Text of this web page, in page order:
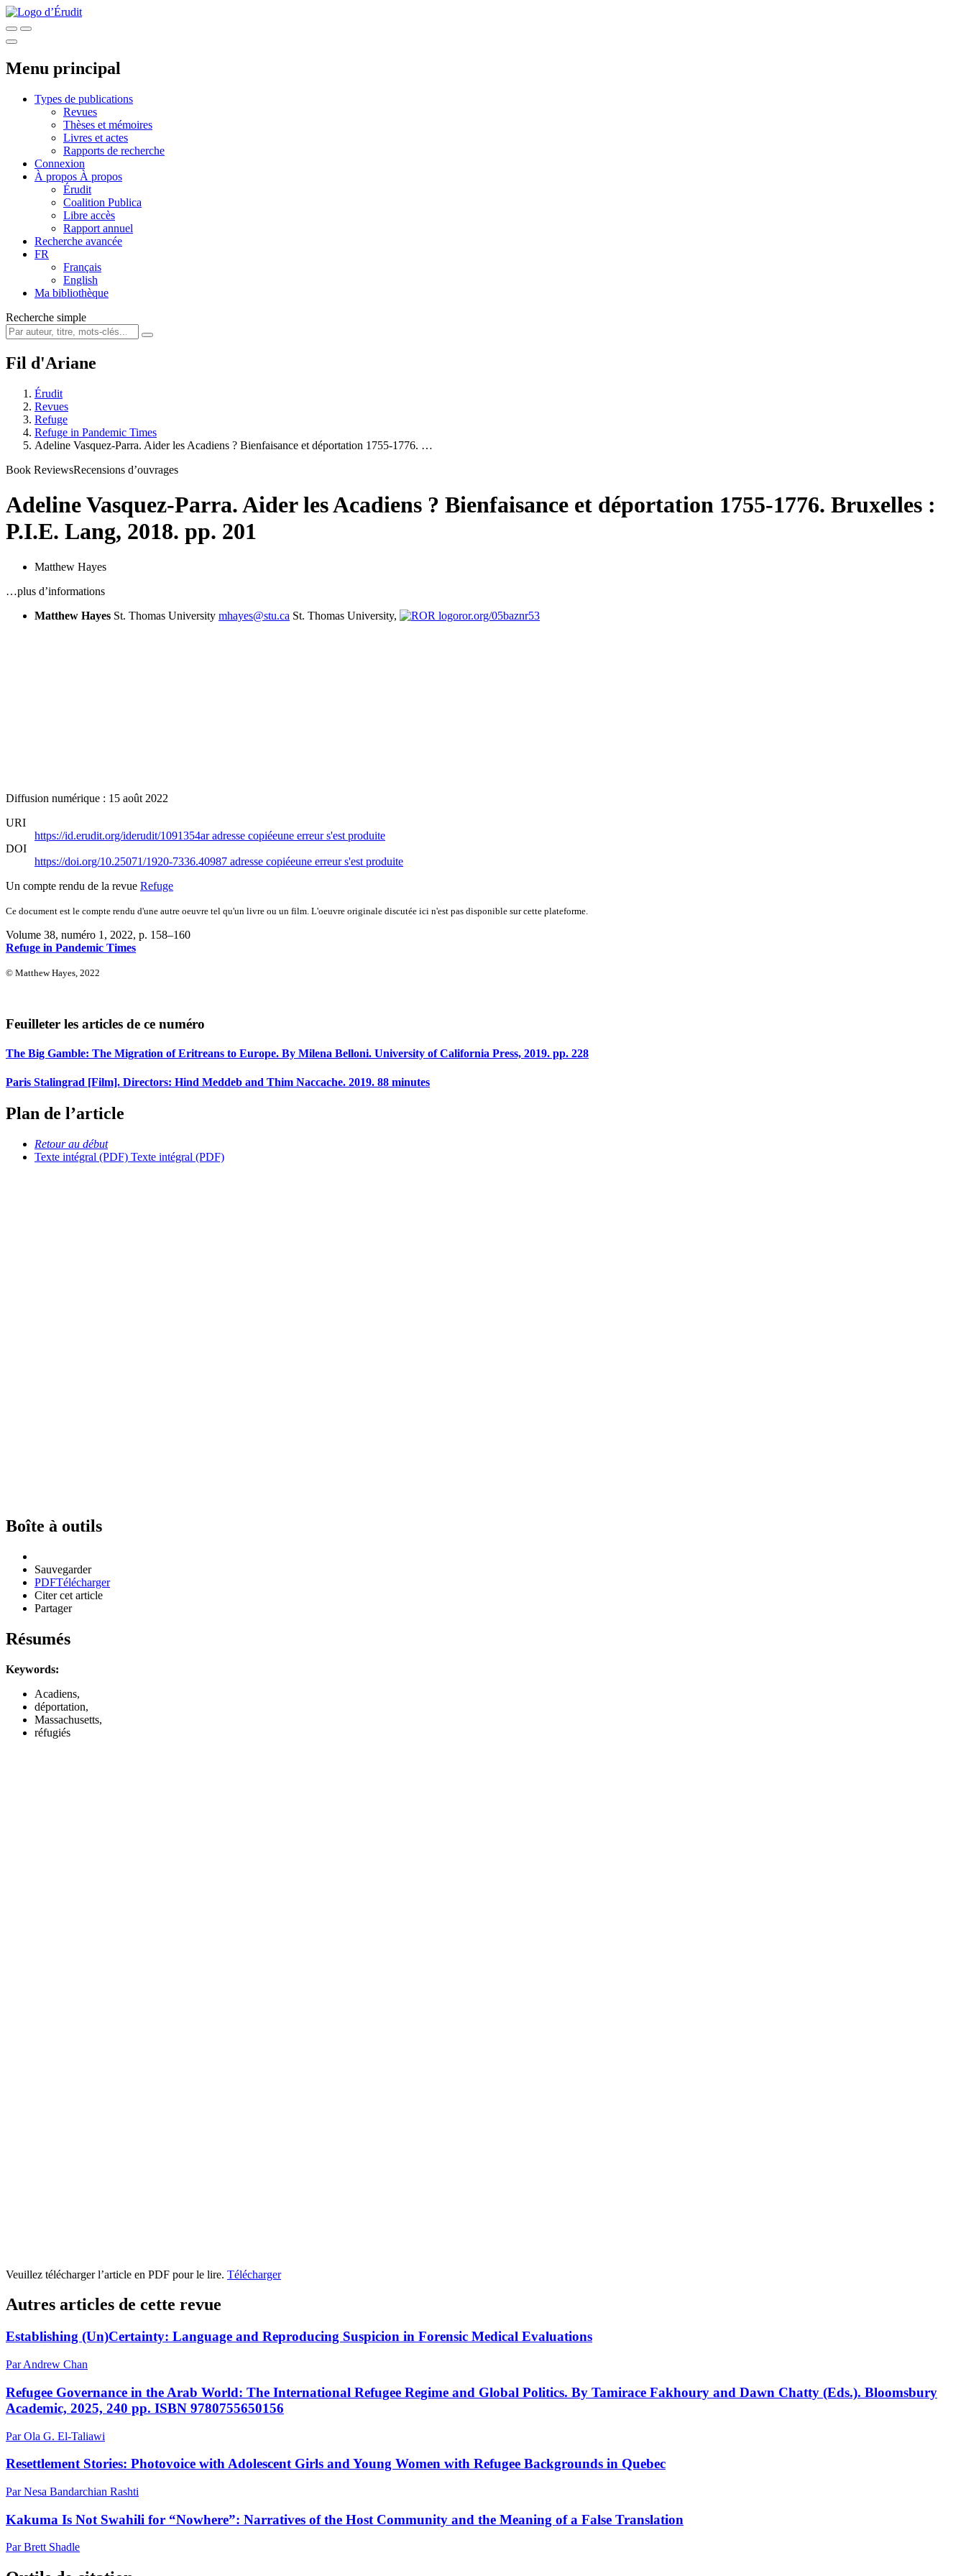
Menu principal
Types de publications
Revues
Thèses et mémoires
Livres et actes
Rapports de recherche
Connexion
À propos À propos
Érudit
Coalition Publica
Libre accès
Rapport annuel
Recherche avancée
FR
Français
English
Ma bibliothèque
Recherche simple
Fil d'Ariane
Érudit
Revues
Refuge
Refuge in Pandemic Times
Adeline Vasquez-Parra. Aider les Acadiens ? Bienfaisance et déportation 1755-1776. …
Book ReviewsRecensions d’ouvrages
Adeline Vasquez-Parra. Aider les Acadiens ? Bienfaisance et déportation 1755-1776. Bruxelles :
P.I.E. Lang, 2018. pp. 201
Matthew Hayes
…plus d’informations
Matthew Hayes St. Thomas University mhayes@stu.ca St. Thomas University, ror.org/05baznr53
Diffusion numérique : 15 août 2022
URI
https://id.erudit.org/iderudit/1091354aradresse copiéeune erreur s'est produite
DOI
https://doi.org/10.25071/1920-7336.40987 adresse copiéeune erreur s'est produite
Un compte rendu de la revue Refuge
Ce document est le compte rendu d'une autre oeuvre tel qu'un livre ou un film. L'oeuvre originale discutée ici n'est pas disponible sur cette plateforme.
Volume 38, numéro 1, 2022, p. 158–160
Refuge in Pandemic Times
© Matthew Hayes, 2022
Feuilleter les articles de ce numéro
The Big Gamble: The Migration of Eritreans to Europe. By Milena Belloni. University of California Press, 2019. pp. 228
Paris Stalingrad [Film]. Directors: Hind Meddeb and Thim Naccache. 2019. 88 minutes
Plan de l’article
Retour au début
Texte intégral (PDF) Texte intégral (PDF)
Boîte à outils
Sauvegarder
PDFTélécharger
Citer cet article
Partager
Résumés
Keywords:
Acadiens,
déportation,
Massachusetts,
réfugiés
Veuillez télécharger l’article en PDF pour le lire. Télécharger
Autres articles de cette revue
Establishing (Un)Certainty: Language and Reproducing Suspicion in Forensic Medical Evaluations
Par Andrew Chan
Refugee Governance in the Arab World: The International Refugee Regime and Global Politics. By Tamirace Fakhoury and Dawn Chatty (Eds.). Bloomsbury
Academic, 2025, 240 pp. ISBN 9780755650156
Par Ola G. El-Taliawi
Resettlement Stories: Photovoice with Adolescent Girls and Young Women with Refugee Backgrounds in Quebec
Par Nesa Bandarchian Rashti
Kakuma Is Not Swahili for “Nowhere”: Narratives of the Host Community and the Meaning of a False Translation
Par Brett Shadle